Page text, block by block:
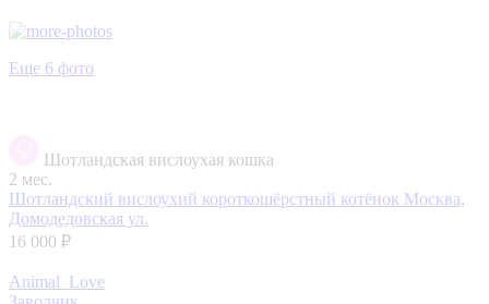
Еще 6 фото
Шотландская вислоухая кошка
2 мес.
Шотландский вислоухий короткошёрстный котёнок Москва,
Домодедовская ул.
16 000 ₽
Animal_Love